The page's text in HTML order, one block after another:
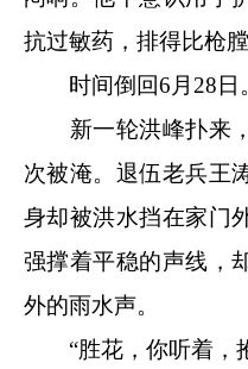
抗过敏药，排得比枪
时间倒回6月28日
新一轮洪峰扑来，
次被淹。退伍老兵王
身却被洪水挡在家门
强撑着平稳的声线，
外的雨水声。
“胜花，你听着，